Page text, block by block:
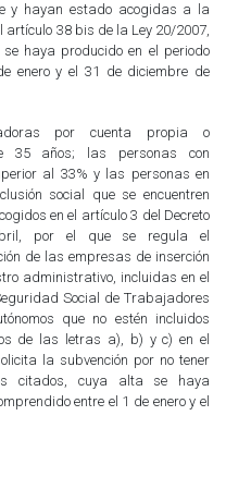
y hayan estado acogidas a la
artículo 38 bis de la Ley 20/2007,
haya producido en el periodo
enero y el 31 de diciembre de
por cuenta propia o
35 años; las personas con
al 33% y las personas en
social que se encuentren
en el artículo 3 del Decreto
por el que se regula el
de las empresas de inserción
administrativo, incluidas en el
Social de Trabajadores
que no estén incluidos
de las letras a), b) y c) en el
la subvención por no tener
citados, cuya alta se haya
entre el 1 de enero y el